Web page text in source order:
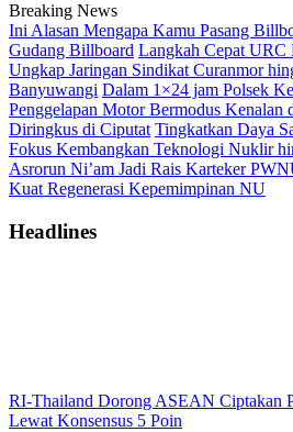
Breaking News
Ini Alasan Mengapa Kamu Pasang
Gudang Billboard Langkah Cepat URC
Ungkap Jaringan Sindikat Curanmor
Banyuwangi Dalam 1×24 jam Polsek
Penggelapan Motor Bermodus Kenalan
Diringkus di Ciputat Tingkatkan Daya
Fokus Kembangkan Teknologi Nuklir
Asrorun Ni’am Jadi Rais Karteker
Kuat Regenerasi Kepemimpinan NU
Headlines
RI-Thailand Dorong ASEAN Ciptakan
Lewat Konsensus 5 Poin